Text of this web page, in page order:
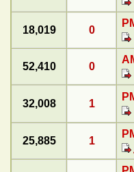
0
18,019
0
52,410
1
32,008
1
25,885